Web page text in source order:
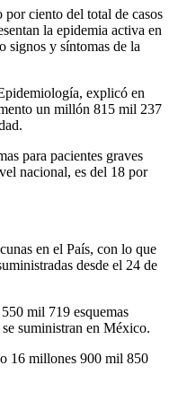
ciento del total de casos
la epidemia activa en
signos y síntomas de la
explicó en
un millón 815 mil 237
para pacientes graves
nacional, es del 18 por
en el País, con lo que
desde el 24 de
mil 719 esquemas
suministran en México.
16 millones 900 mil 850